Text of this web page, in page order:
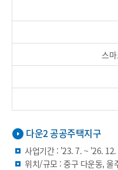
스
다운2 공공주택지구
사업기간 : '23. 7. ~ '26. 12.
위치/규모 : 중구 다운동, 울